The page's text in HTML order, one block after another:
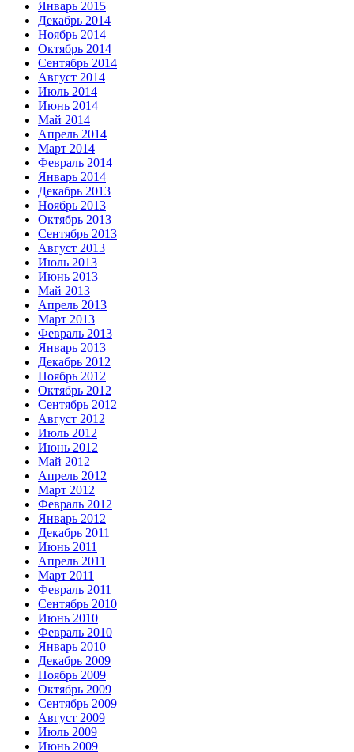
Январь 2015
Декабрь 2014
Ноябрь 2014
Октябрь 2014
Сентябрь 2014
Август 2014
Июль 2014
Июнь 2014
Май 2014
Апрель 2014
Март 2014
Февраль 2014
Январь 2014
Декабрь 2013
Ноябрь 2013
Октябрь 2013
Сентябрь 2013
Август 2013
Июль 2013
Июнь 2013
Май 2013
Апрель 2013
Март 2013
Февраль 2013
Январь 2013
Декабрь 2012
Ноябрь 2012
Октябрь 2012
Сентябрь 2012
Август 2012
Июль 2012
Июнь 2012
Май 2012
Апрель 2012
Март 2012
Февраль 2012
Январь 2012
Декабрь 2011
Июнь 2011
Апрель 2011
Март 2011
Февраль 2011
Сентябрь 2010
Июнь 2010
Февраль 2010
Январь 2010
Декабрь 2009
Ноябрь 2009
Октябрь 2009
Сентябрь 2009
Август 2009
Июль 2009
Июнь 2009